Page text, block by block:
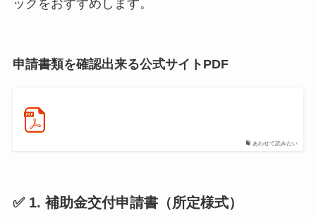
ックをおすすめします。
申請書類を確認出来る公式サイトPDF
あわせて読みたい
✅ 1. 補助金交付申請書（所定様式）